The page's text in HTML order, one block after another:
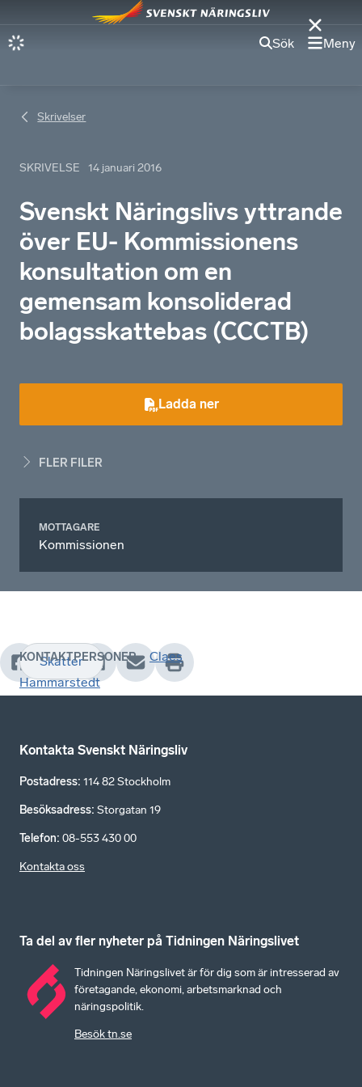
Sök Meny
Skrivelser
SKRIVELSE 14 januari 2016
Svenskt Näringslivs yttrande
över EU- Kommissionens
konsultation om en
gemensam konsoliderad
bolagsskattebas (CCCTB)
Ladda ner
FLER FILER
MOTTAGARE
Kommissionen
Skatter
KONTAKTPERSONER
Claes
Hammarstedt
Kontakta Svenskt Näringsliv
Postadress: 114 82 Stockholm
Besöksadress: Storgatan 19
Telefon: 08-553 430 00
Kontakta oss
Ta del av fler nyheter på Tidningen Näringslivet
Tidningen Näringslivet är för dig som är intresserad av
företagande, ekonomi, arbetsmarknad och
näringspolitik.
Besök tn.se